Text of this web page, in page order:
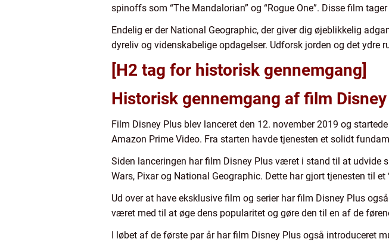
spinoffs som “The Mandalorian” og “Rogue One”. Disse film
Endelig er der National Geographic, der giver dig øjeblikkelig
dyreliv og videnskabelige opdagelser. Udforsk jorden og det ydre
[H2 tag for historisk gennemgang]
Historisk gennemgang af film
Film Disney Plus blev lanceret den 12. november 2019 og
Amazon Prime Video. Fra starten havde tjenesten et solidt
Siden lanceringen har film Disney Plus været i stand til at udvide
Wars, Pixar og National Geographic. Dette har gjort tjenesten til
Ud over at have eksklusive film og serier har film Disney Plus
været med til at øge dens popularitet og gøre den til en af de
I løbet af de første par år har film Disney Plus også introduceret